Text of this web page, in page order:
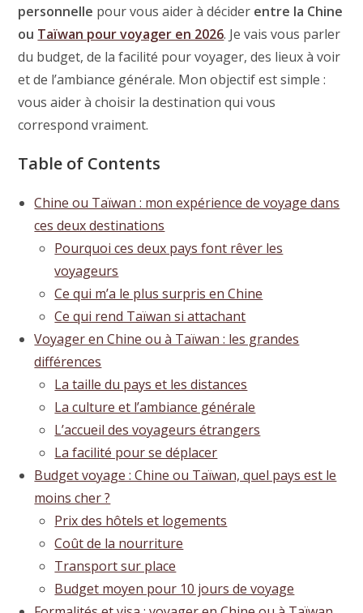
personnelle pour vous aider à décider entre la Chine
ou Taïwan pour voyager en 2026. Je vais vous parler
du budget, de la facilité pour voyager, des lieux à voir
et de l’ambiance générale. Mon objectif est simple :
vous aider à choisir la destination qui vous
correspond vraiment.
Table of Contents
Chine ou Taïwan : mon expérience de voyage dans
ces deux destinations
Pourquoi ces deux pays font rêver les
voyageurs
Ce qui m’a le plus surpris en Chine
Ce qui rend Taïwan si attachant
Voyager en Chine ou à Taïwan : les grandes
différences
La taille du pays et les distances
La culture et l’ambiance générale
L’accueil des voyageurs étrangers
La facilité pour se déplacer
Budget voyage : Chine ou Taïwan, quel pays est le
moins cher ?
Prix des hôtels et logements
Coût de la nourriture
Transport sur place
Budget moyen pour 10 jours de voyage